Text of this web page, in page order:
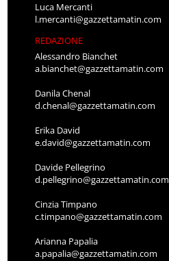
Luca Mercanti
l.mercanti@gazzettamatin.com
REDAZIONE
Alessandro Bianchet
a.bianchet@gazzettamatin.com
Danila Chenal
d.chenal@gazzettamatin.com
Erika David
e.david@gazzettamatin.com
Davide Pellegrino
d.pellegrino@gazzettamatin.com
Cinzia Timpano
c.timpano@gazzettamatin.com
Arianna Papalia
a.papalia@gazzettamatin.com